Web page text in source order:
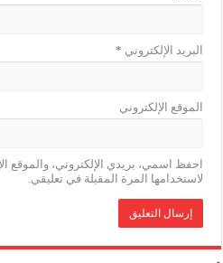
البريد الإلكتروني *
الموقع الإلكتروني
احفظ اسمي، بريدي الإلكتروني، والموقع
لاستخدامها المرة المقبلة في تعليقي.